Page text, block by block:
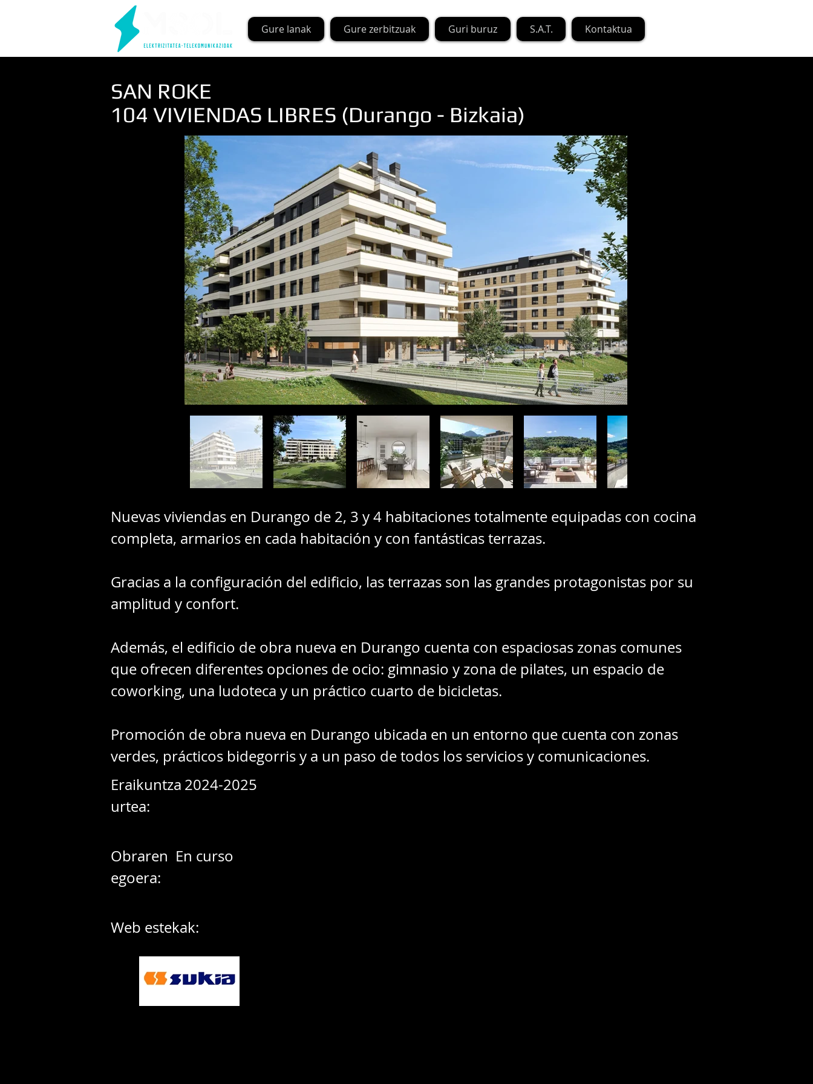
Gure lanak Gure zerbitzuak Guri buruz S.A.T. Kontaktua
SAN ROKE
104 VIVIENDAS LIBRES (Durango - Bizkaia)
Nuevas viviendas en Durango de 2, 3 y 4 habitaciones totalmente equipadas con cocina
completa, armarios en cada habitación y con fantásticas terrazas.
Gracias a la configuración del edificio, las terrazas son las grandes protagonistas por su
amplitud y confort.
Además, el edificio de obra nueva en Durango cuenta con espaciosas zonas comunes
que ofrecen diferentes opciones de ocio: gimnasio y zona de pilates, un espacio de
coworking, una ludoteca y un práctico cuarto de bicicletas.
Promoción de obra nueva en Durango ubicada en un entorno que cuenta con zonas
verdes, prácticos bidegorris y a un paso de todos los servicios y comunicaciones.
2024-2025
Eraikuntza
urtea:
Obraren
egoera:
En curso
Web estekak: